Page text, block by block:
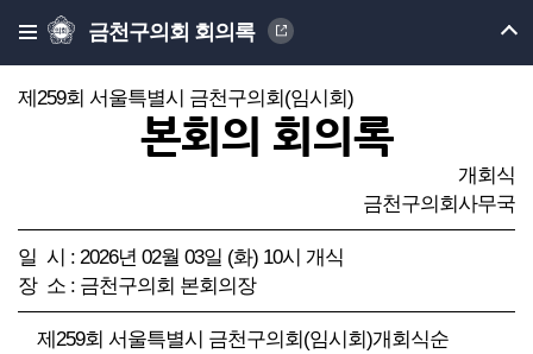
금천구의회 회의록
제259회 서울특별시 금천구의회(임시회)
본회의 회의록
개회식
금천구의회사무국
일 시 : 2026년 02월 03일 (화) 10시 개식
장 소 : 금천구의회 본회의장
제259회 서울특별시 금천구의회(임시회)개회식순